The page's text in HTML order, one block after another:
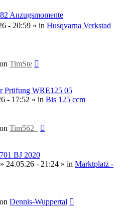
Anzugsmomente
- 20:59 » in Husqvarna Verkstad
TimSte
Prüfung WRE125 05
- 17:52 » in Bis 125 ccm
Tim562_
BJ 2020
» 24.05.26 - 21:24 » in Marktplatz -
Dennis-Wuppertal